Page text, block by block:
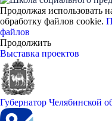
Продолжая использовать
обработку файлов cookie.
файлов
Продолжить
Выставка проектов
Губернатор Челябинской